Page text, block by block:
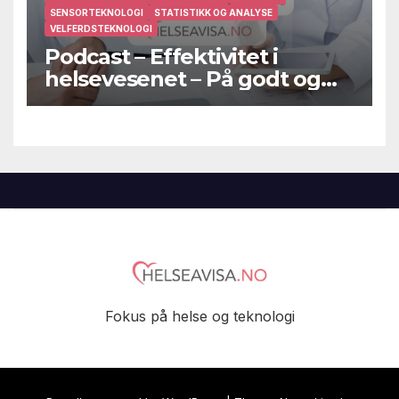
SENSORTEKNOLOGI
STATISTIKK OG ANALYSE
VELFERDSTEKNOLOGI
Podcast – Effektivitet i
helsevesenet – På godt og
vondt
Fokus på helse og teknologi